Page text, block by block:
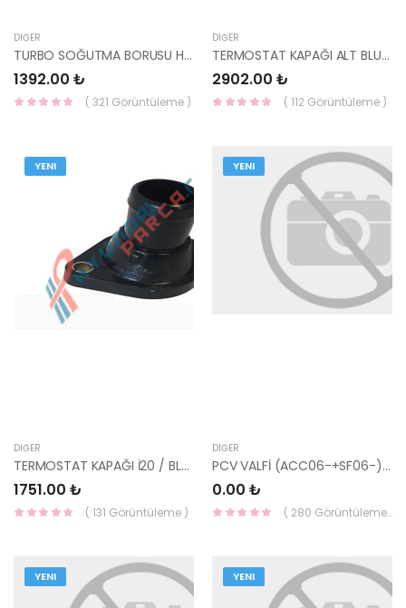
DIĞER
TURBO SOĞUTMA BORUSU H100 KAMYONET 2004- / BONGO 25441-42750-HMC
1392.00 ₺
( 321 Görüntüleme )
DIĞER
TERMOSTAT KAPAĞI ALT BLUE 1.4 / ELANTRA 11/18=> BENZİNLİ 25620-2B003-HMC
2902.00 ₺
( 112 Görüntüleme )
YENI
DIĞER
TERMOSTAT KAPAĞI İ20 / BLUE 25631-03010-HMC
1751.00 ₺
( 131 Görüntüleme )
YENI
DIĞER
PCV VALFİ (ACC06-+SF06-) 26722-27400-HMC
0.00 ₺
( 280 Görüntüleme )
YENI YENI